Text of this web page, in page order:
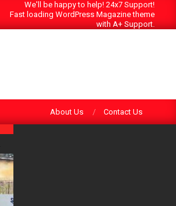
We'll be happy to help! 24x7 Support!
Fast loading WordPress Magazine theme
with A+ Support.
About Us Contact Us